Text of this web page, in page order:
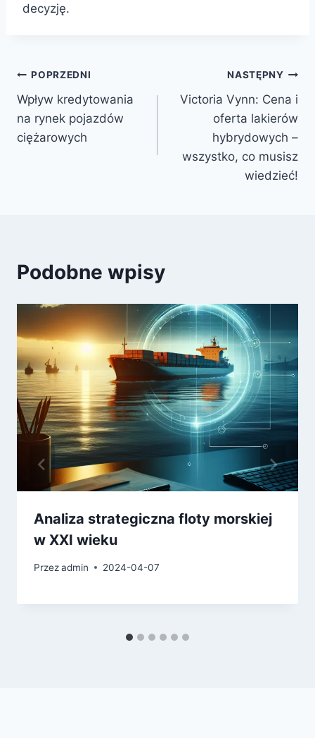
decyzję.
Nawigacja
wpisu
POPRZEDNI
Wpływ kredytowania
na rynek pojazdów
ciężarowych
NASTĘPNY
Victoria Vynn: Cena i
oferta lakierów
hybrydowych –
wszystko, co musisz
wiedzieć!
Podobne wpisy
Analiza strategiczna floty morskiej
w XXI wieku
Przezadmin 2024-04-07